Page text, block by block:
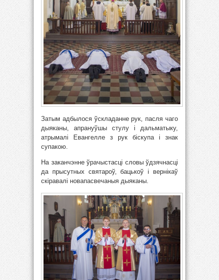
Затым адбылося ўскладанне рук, пасля чаго
дыяканы, апрануўшы стулу і дальматыку,
атрымалі Евангелле з рук біскупа і знак
супакою.
На заканчэнне ўрачыстасці словы ўдзячнасці
да прысутных святароў, бацькоў і вернікаў
скіравалі новапасвечаныя дыяканы.